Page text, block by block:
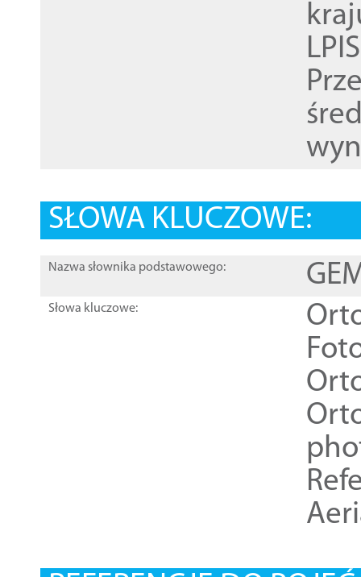
SŁOWA KLUCZOWE:
Nazwa słownika podstawowego:
Słowa kluczowe: